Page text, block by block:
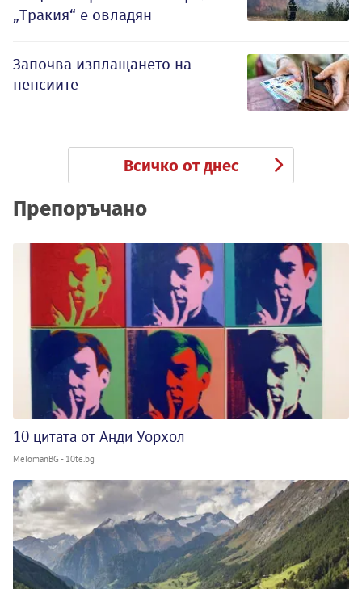
„Тракия“ е овладян
Започва изплащането на
пенсиите
Всичко от днес
Препоръчано
10 цитата от Анди Уорхол
MelomanBG - 10te.bg